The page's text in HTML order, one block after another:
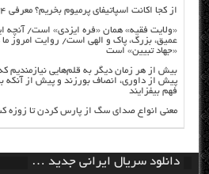
از کجا اکانت اسپاتیفای پرمیوم بخریم؟ معرفی ۴ فروشگاه معتبر ایرانی
«ولایت فقیه» همان «فره ایزدی» است/ آنچه
عمیق، بزرگ، پاک و الهی است/ روایت امروز
«جهاد تبیین» است
بیش از هر زمان دیگر به قلم‌هایی نیازمندیم
پیش از داوری، انصاف بورزند و پیش از آنکه
فهم بیفزایند
معنی انواع صدای سگ از پارس کردن تا زوزه
دانلود سریال ایرانی جدید …